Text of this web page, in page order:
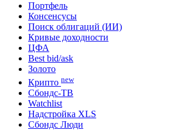
Портфель
Консенсусы
Поиск облигаций (ИИ)
Кривые доходности
ЦФА
Best bid/ask
Золото
Крипто new
Сбондс-ТВ
Watchlist
Надстройка XLS
Сбондс Люди